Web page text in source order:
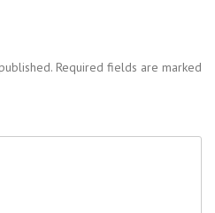
Required fields are marked